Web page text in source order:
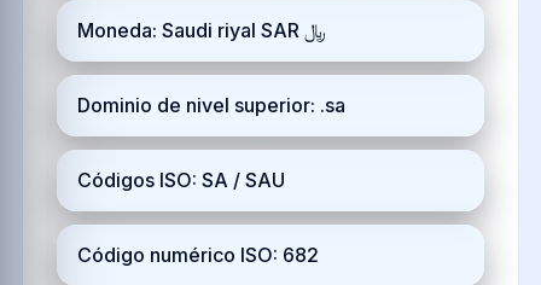
Moneda: Saudi riyal SAR ﷼
Dominio de nivel superior: .sa
Códigos ISO: SA / SAU
Código numérico ISO: 682